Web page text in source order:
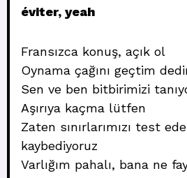
éviter, yeah
Fransızca konuş, açık ol
Oynama çağını geçtim
Sen ve ben bitbirimizi
Aşırıya kaçma lütfen
Zaten sınırlarımızı test
kaybediyoruz
Varlığım pahalı, bana ne